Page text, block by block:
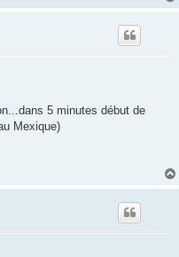
5 minutes début de
Mexique)